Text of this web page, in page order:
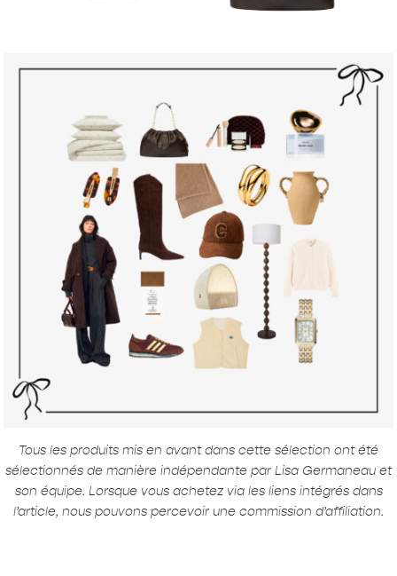
Tous les produits mis en avant dans cette sélection ont été
sélectionnés de manière indépendante par Lisa Germaneau et
son équipe. Lorsque vous achetez via les liens intégrés dans
l’article, nous pouvons percevoir une commission d’affiliation.